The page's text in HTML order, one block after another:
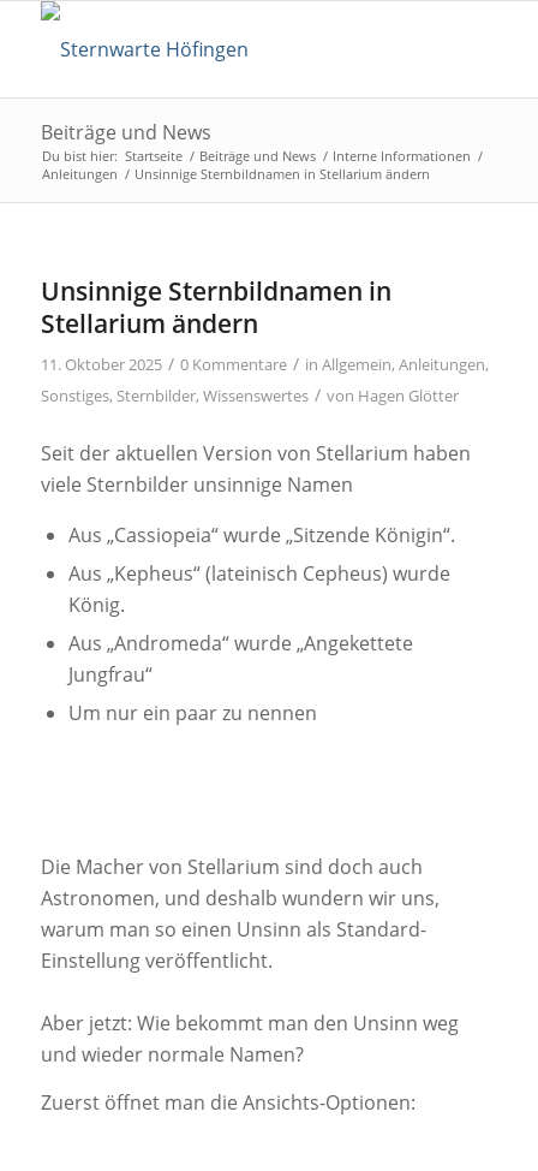
Beiträge und News
Du bist hier: Startseite / Beiträge und News / Interne Informationen /
Anleitungen / Unsinnige Sternbildnamen in Stellarium ändern
Unsinnige Sternbildnamen in
Stellarium ändern
11. Oktober 2025 / 0 Kommentare / in Allgemein, Anleitungen,
Sonstiges, Sternbilder, Wissenswertes / von Hagen Glötter
Seit der aktuellen Version von Stellarium haben
viele Sternbilder unsinnige Namen
Aus „Cassiopeia“ wurde „Sitzende Königin“.
Aus „Kepheus“ (lateinisch Cepheus) wurde
König.
Aus „Andromeda“ wurde „Angekettete
Jungfrau“
Um nur ein paar zu nennen
Die Macher von Stellarium sind doch auch
Astronomen, und deshalb wundern wir uns,
warum man so einen Unsinn als Standard-
Einstellung veröffentlicht.
Aber jetzt: Wie bekommt man den Unsinn weg
und wieder normale Namen?
Zuerst öffnet man die Ansichts-Optionen: